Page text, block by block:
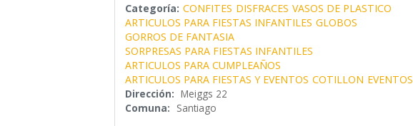
Categoría: CONFITES DISFRACES VASOS DE PLASTICO
ARTICULOS PARA FIESTAS INFANTILES GLOBOS
GORROS DE FANTASIA
SORPRESAS PARA FIESTAS INFANTILES
ARTICULOS PARA CUMPLEAÑOS
ARTICULOS PARA FIESTAS Y EVENTOS COTILLON EVENTOS
Dirección: Meiggs 22
Comuna: Santiago